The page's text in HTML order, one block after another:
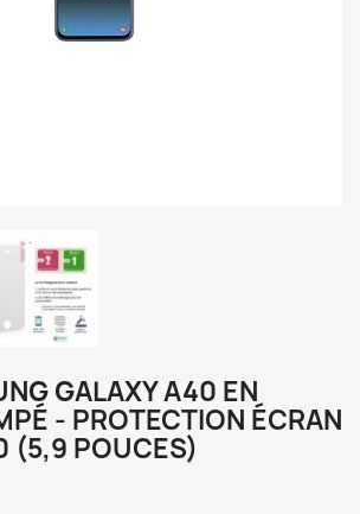
GALAXY A40 EN
- PROTECTION ÉCRAN
(5,9 POUCES)